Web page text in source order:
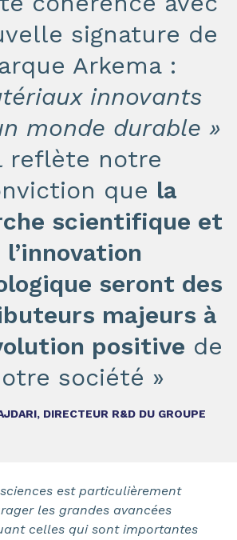
signature de
Arkema :
innovants
monde durable »
reflète notre
que la
scientifique et
l’innovation
seront des
majeurs à
positive de
société »
DIRECTEUR R&D DU GROUPE
sciences est particulièrement
les grandes avancées
celles qui sont importantes